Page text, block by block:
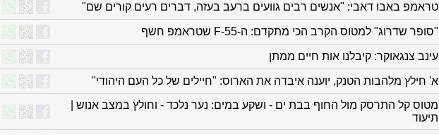
טראמפ באבו דאבי: "אנשים רבים גוועים ברעב בעזה, דברים רעים קורים שם"
"סופר שדרוג" למטוס הקרב הכי מתקדם: ה-F-55 שטראמפ חשף
עינב צנגאוקר: קיבלנו אות חיים ממתן
א' חילץ מלהבות הטנק, יוענה איבדה את הארוס: "חיילים של כל העם היהודי"
מטוס קל התרסק מול החוף בבת ים - ושקע במים: נער נלכד - וחולץ במצב אנוש |
תיעוד